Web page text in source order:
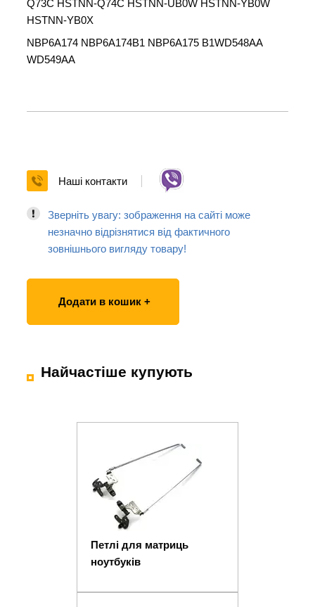
Q73C HSTNN-Q74C HSTNN-UB0W HSTNN-YB0W
HSTNN-YB0X
NBP6A174 NBP6A174B1 NBP6A175 B1WD548AA
WD549AA
Наші контакти
Зверніть увагу: зображення на сайті може
незначно відрізнятися від фактичного
зовнішнього вигляду товару!
Додати в кошик +
Найчастіше купують
Петлі для матриць
ноутбуків